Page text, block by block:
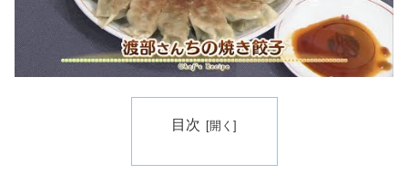
k
目次